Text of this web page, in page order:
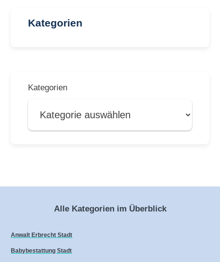
Kategorien
Kategorien
Alle Kategorien im Überblick
Anwalt Erbrecht Stadt
Babybestattung Stadt